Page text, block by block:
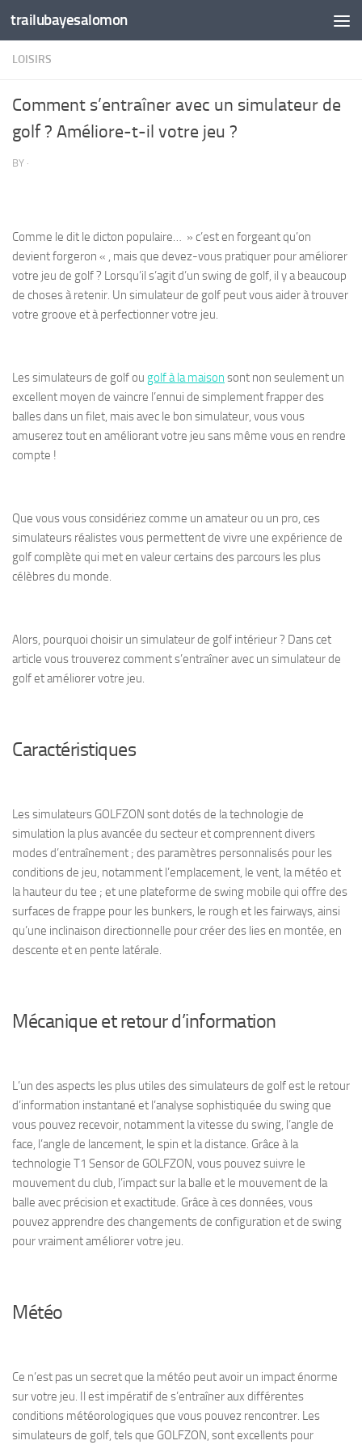
Skip to content
trailubayesalomon
LOISIRS
Comment s’entraîner avec un simulateur de
golf ? Améliore-t-il votre jeu ?
BY ·
Comme le dit le dicton populaire… » c’est en forgeant qu’on
devient forgeron « , mais que devez-vous pratiquer pour améliorer
votre jeu de golf ? Lorsqu’il s’agit d’un swing de golf, il y a beaucoup
de choses à retenir. Un simulateur de golf peut vous aider à trouver
votre groove et à perfectionner votre jeu.
Les simulateurs de golf ou golf à la maison sont non seulement un
excellent moyen de vaincre l’ennui de simplement frapper des
balles dans un filet, mais avec le bon simulateur, vous vous
amuserez tout en améliorant votre jeu sans même vous en rendre
compte !
Que vous vous considériez comme un amateur ou un pro, ces
simulateurs réalistes vous permettent de vivre une expérience de
golf complète qui met en valeur certains des parcours les plus
célèbres du monde.
Alors, pourquoi choisir un simulateur de golf intérieur ? Dans cet
article vous trouverez comment s’entraîner avec un simulateur de
golf et améliorer votre jeu.
Caractéristiques
Les simulateurs GOLFZON sont dotés de la technologie de
simulation la plus avancée du secteur et comprennent divers
modes d’entraînement ; des paramètres personnalisés pour les
conditions de jeu, notamment l’emplacement, le vent, la météo et
la hauteur du tee ; et une plateforme de swing mobile qui offre des
surfaces de frappe pour les bunkers, le rough et les fairways, ainsi
qu’une inclinaison directionnelle pour créer des lies en montée, en
descente et en pente latérale.
Mécanique et retour d’information
L’un des aspects les plus utiles des simulateurs de golf est le retour
d’information instantané et l’analyse sophistiquée du swing que
vous pouvez recevoir, notamment la vitesse du swing, l’angle de
face, l’angle de lancement, le spin et la distance. Grâce à la
technologie T1 Sensor de GOLFZON, vous pouvez suivre le
mouvement du club, l’impact sur la balle et le mouvement de la
balle avec précision et exactitude. Grâce à ces données, vous
pouvez apprendre des changements de configuration et de swing
pour vraiment améliorer votre jeu.
Météo
Ce n’est pas un secret que la météo peut avoir un impact énorme
sur votre jeu. Il est impératif de s’entraîner aux différentes
conditions météorologiques que vous pouvez rencontrer. Les
simulateurs de golf, tels que GOLFZON, sont excellents pour